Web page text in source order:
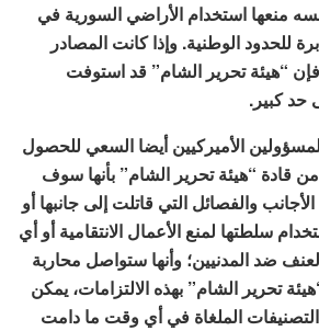
منعها استخدام الأراضي السورية في
للحدود الوطنية. وإذا كانت المصادر
“هيئة تحرير الشام” قد استوفت
حد كبير.
الأميركيين أيضا السعي للحصول
قادة “هيئة تحرير الشام” بأنها سوف
الأجانب والفصائل التي قاتلت إلى جانبها أو
سلطتها لمنع الأعمال الانتقامية أو أي
ضد المدنيين؛ وأنها ستواصل محاربة
تحرير الشام” بهذه الالتزامات، يمكن
الملغاة في أي وقت ما دامت